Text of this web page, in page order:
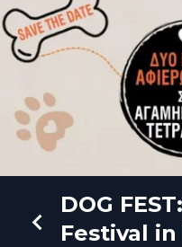
DOG
Festival in